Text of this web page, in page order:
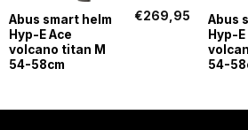
Abus smart helm
Hyp-E Ace
volcano titan M
54-58cm
€269,95
Abus
Hyp-
54-